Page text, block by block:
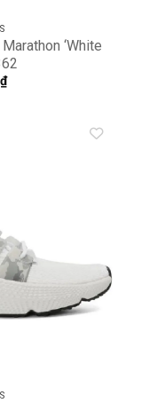
‘White
₫